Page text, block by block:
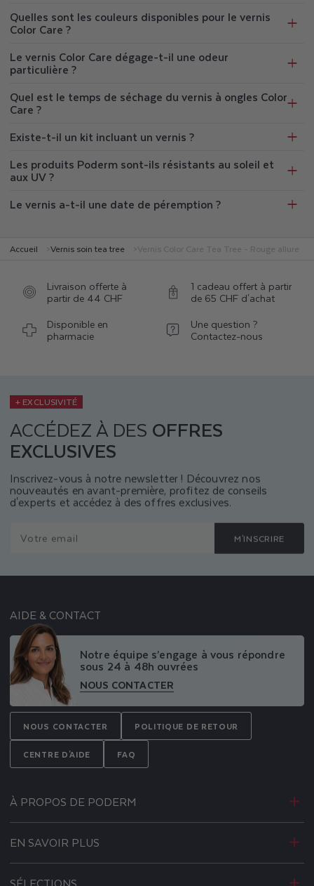
Quelles sont les couleurs disponibles pour le vernis
Color Care ?
Le vernis Color Care dégage-t-il une odeur
particulière ?
Quel est le temps de séchage du vernis à ongles Color
Care ?
Existe-t-il un kit incluant un vernis ?
Les produits Poderm sont-ils résistants au soleil et
aux UV ?
Le vernis a-t-il une date de péremption ?
Accueil Vernis soin tea tree Vernis Color Care Tea Tree - Rouge allure
Livraison offerte à
partir de 44 CHF
1 cadeau offert à partir
de 65 CHF d'achat
Disponible en
pharmacie
Une question ?
Contactez-nous
+ EXCLUSIVITÉ
ACCÉDEZ À DES OFFRES
EXCLUSIVES
Inscrivez-vous à notre newsletter ! Découvrez nos
nouveautés en avant-première, profitez de conseils
d'experts et accédez à des offres exclusives.
Votre email M'INSCRIRE
AIDE & CONTACT
Notre équipe s’engage à vous répondre
sous 24 à 48h ouvrées
NOUS CONTACTER
NOUS CONTACTER POLITIQUE DE RETOUR
CENTRE D'AIDE FAQ
À PROPOS DE PODERM
EN SAVOIR PLUS